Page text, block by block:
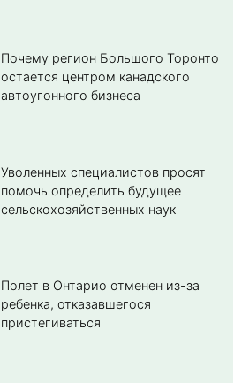
Почему регион Большого Торонто
остается центром канадского
автоугонного бизнеса
Уволенных специалистов просят
помочь определить будущее
сельскохозяйственных наук
Полет в Онтарио отменен из-за
ребенка, отказавшегося
пристегиваться